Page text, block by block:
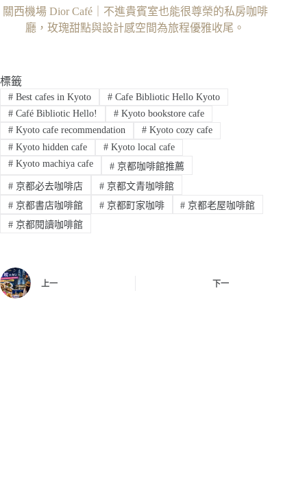
關西機場 Dior Café｜不進貴賓室也能很尊榮的私房咖啡
廳，玫瑰甜點與設計感空間為旅程優雅收尾。
標籤
#Best cafes in Kyoto #Cafe Bibliotic Hello Kyoto
#Café Bibliotic Hello! #Kyoto bookstore cafe
#Kyoto cafe recommendation #Kyoto cozy cafe
#Kyoto hidden cafe #Kyoto local cafe
#Kyoto machiya cafe #京都咖啡館推薦
#京都必去咖啡店 #京都文青咖啡館
#京都書店咖啡館 #京都町家咖啡 # 京都老屋咖啡館
#京都閱讀咖啡館
上一 下一